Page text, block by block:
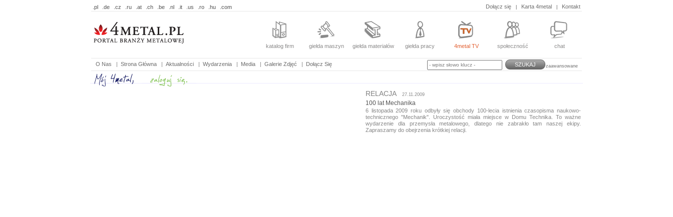
.pl .de .cz .ru .at .ch .be .nl .it .us .ro .hu .com Dołącz się Karta 4metal Kontakt
katalog firm giełda maszyn giełda materiałów giełda pracy 4metal TV społeczność chat
O Nas | Strona Główna | Aktualności | Wydarzenia | Media | Galerie Zdjęć | Dołącz Się SZUKAJ zaawansowane
RELACJA 27.11.2009
100 lat Mechanika
6 listopada 2009 roku odbyły się obchody 100-lecia istnienia czasopisma naukowo-
technicznego "Mechanik". Uroczystość miała miejsce w Domu Technika. To ważne
wydarzenie dla przemysła metalowego, dlatego nie zabrakło tam naszej ekipy.
Zapraszamy do obejrzenia krótkiej relacji.